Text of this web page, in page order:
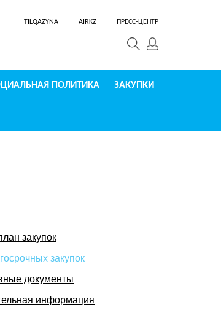
TILQAZYNA AIRKZ ПРЕСС-ЦЕНТР
ПОЛИТИКА ЗАКУПКИ
закупок
закупок
документы
информация